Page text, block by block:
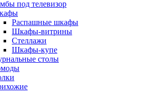
под телевизор
Распашные шкафы
Шкафы-витрины
Стеллажи
Шкафы-купе
столы